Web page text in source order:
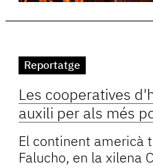
Reportatge
Les cooperatives
auxili per als més
El continent americà
Falucho, en la xilena